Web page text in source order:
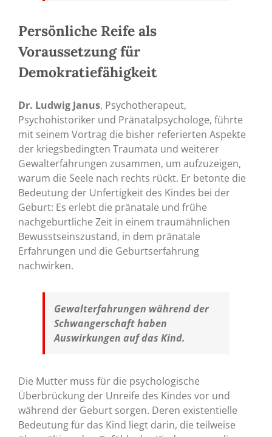
Persönliche Reife als
Voraussetzung für
Demokratiefähigkeit
Dr. Ludwig Janus, Psychotherapeut,
Psychohistoriker und Pränatalpsychologe, führte
mit seinem Vortrag die bisher referierten Aspekte
der kriegsbedingten Traumata und weiterer
Gewalterfahrungen zusammen, um aufzuzeigen,
warum die Seele nach rechts rückt. Er betonte die
Bedeutung der Unfertigkeit des Kindes bei der
Geburt: Es erlebt die pränatale und frühe
nachgeburtliche Zeit in einem traumähnlichen
Bewusstseinszustand, in dem pränatale
Erfahrungen und die Geburtserfahrung
nachwirken.
Gewalterfahrungen während der
Schwangerschaft haben
Auswirkungen auf das Kind.
Die Mutter muss für die psychologische
Überbrückung der Unreife des Kindes vor und
während der Geburt sorgen. Deren existentielle
Bedeutung für das Kind liegt darin, die teilweise